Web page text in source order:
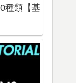
種類【基